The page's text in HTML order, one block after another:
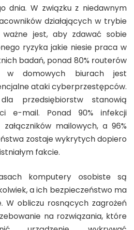
dnia. W związku z niedawnym
działających w trybie
ważne jest, aby zdawać sobie
ryzyka jakie niesie praca w
badań, ponad 80% routerów
w domowych biurach jest
ataki cyberprzestępców.
przedsiębiorstw stanowią
e-mail. Ponad 90% infekcji
mailowych, a 96%
zostaje wykrytych dopiero
fakcie.
komputery osobiste są
a ich bezpieczeństwo ma
W obliczu rosnących zagrożeń
na rozwiązania, które